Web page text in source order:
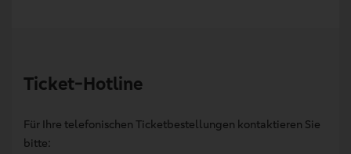
Ticket-Hotline
Für Ihre telefonischen Ticketbestellungen kontaktieren Sie
bitte: